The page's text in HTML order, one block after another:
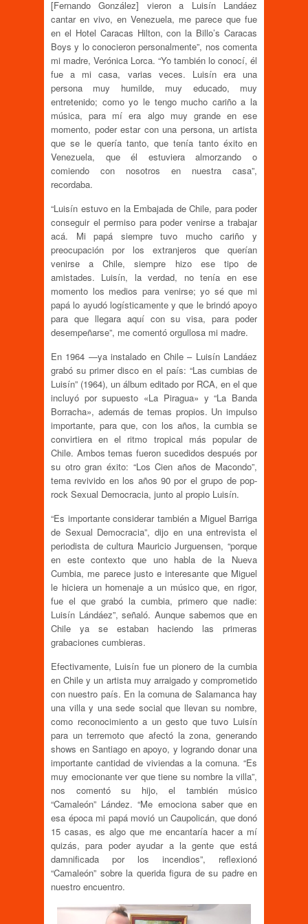
[Fernando González] vieron a Luisín Landáez
cantar en vivo, en Venezuela, me parece que fue
en el Hotel Caracas Hilton, con la Billo’s Caracas
Boys y lo conocieron personalmente”, nos comenta
mi madre, Verónica Lorca. “Yo también lo conocí, él
fue a mi casa, varias veces. Luisín era una
persona muy humilde, muy educado, muy
entretenido; como yo le tengo mucho cariño a la
música, para mí era algo muy grande en ese
momento, poder estar con una persona, un artista
que se le quería tanto, que tenía tanto éxito en
Venezuela, que él estuviera almorzando o
comiendo con nosotros en nuestra casa”,
recordaba.
“Luisín estuvo en la Embajada de Chile, para poder
conseguir el permiso para poder venirse a trabajar
acá. Mi papá siempre tuvo mucho cariño y
preocupación por los extranjeros que querían
venirse a Chile, siempre hizo ese tipo de
amistades. Luisín, la verdad, no tenía en ese
momento los medios para venirse; yo sé que mi
papá lo ayudó logísticamente y que le brindó apoyo
para que llegara aquí con su visa, para poder
desempeñarse”, me comentó orgullosa mi madre.
En 1964 —ya instalado en Chile – Luisín Landáez
grabó su primer disco en el país: “Las cumbias de
Luisín” (1964), un álbum editado por RCA, en el que
incluyó por supuesto «La Piragua» y “La Banda
Borracha», además de temas propios. Un impulso
importante, para que, con los años, la cumbia se
convirtiera en el ritmo tropical más popular de
Chile. Ambos temas fueron sucedidos después por
su otro gran éxito: “Los Cien años de Macondo”,
tema revivido en los años 90 por el grupo de pop-
rock Sexual Democracia, junto al propio Luisín.
“Es importante considerar también a Miguel Barriga
de Sexual Democracia”, dijo en una entrevista el
periodista de cultura Mauricio Jurguensen, “porque
en este contexto que uno habla de la Nueva
Cumbia, me parece justo e interesante que Miguel
le hiciera un homenaje a un músico que, en rigor,
fue el que grabó la cumbia, primero que nadie:
Luisín Lándáez”, señaló. Aunque sabemos que en
Chile ya se estaban haciendo las primeras
grabaciones cumbieras.
Efectivamente, Luisín fue un pionero de la cumbia
en Chile y un artista muy arraigado y comprometido
con nuestro país. En la comuna de Salamanca hay
una villa y una sede social que llevan su nombre,
como reconocimiento a un gesto que tuvo Luisín
para un terremoto que afectó la zona, generando
shows en Santiago en apoyo, y logrando donar una
importante cantidad de viviendas a la comuna. “Es
muy emocionante ver que tiene su nombre la villa”,
nos comentó su hijo, el también músico
“Camaleón” Lández. “Me emociona saber que en
esa época mi papá movió un Caupolicán, que donó
15 casas, es algo que me encantaría hacer a mí
quizás, para poder ayudar a la gente que está
damnificada por los incendios”, reflexionó
“Camaleón” sobre la querida figura de su padre en
nuestro encuentro.